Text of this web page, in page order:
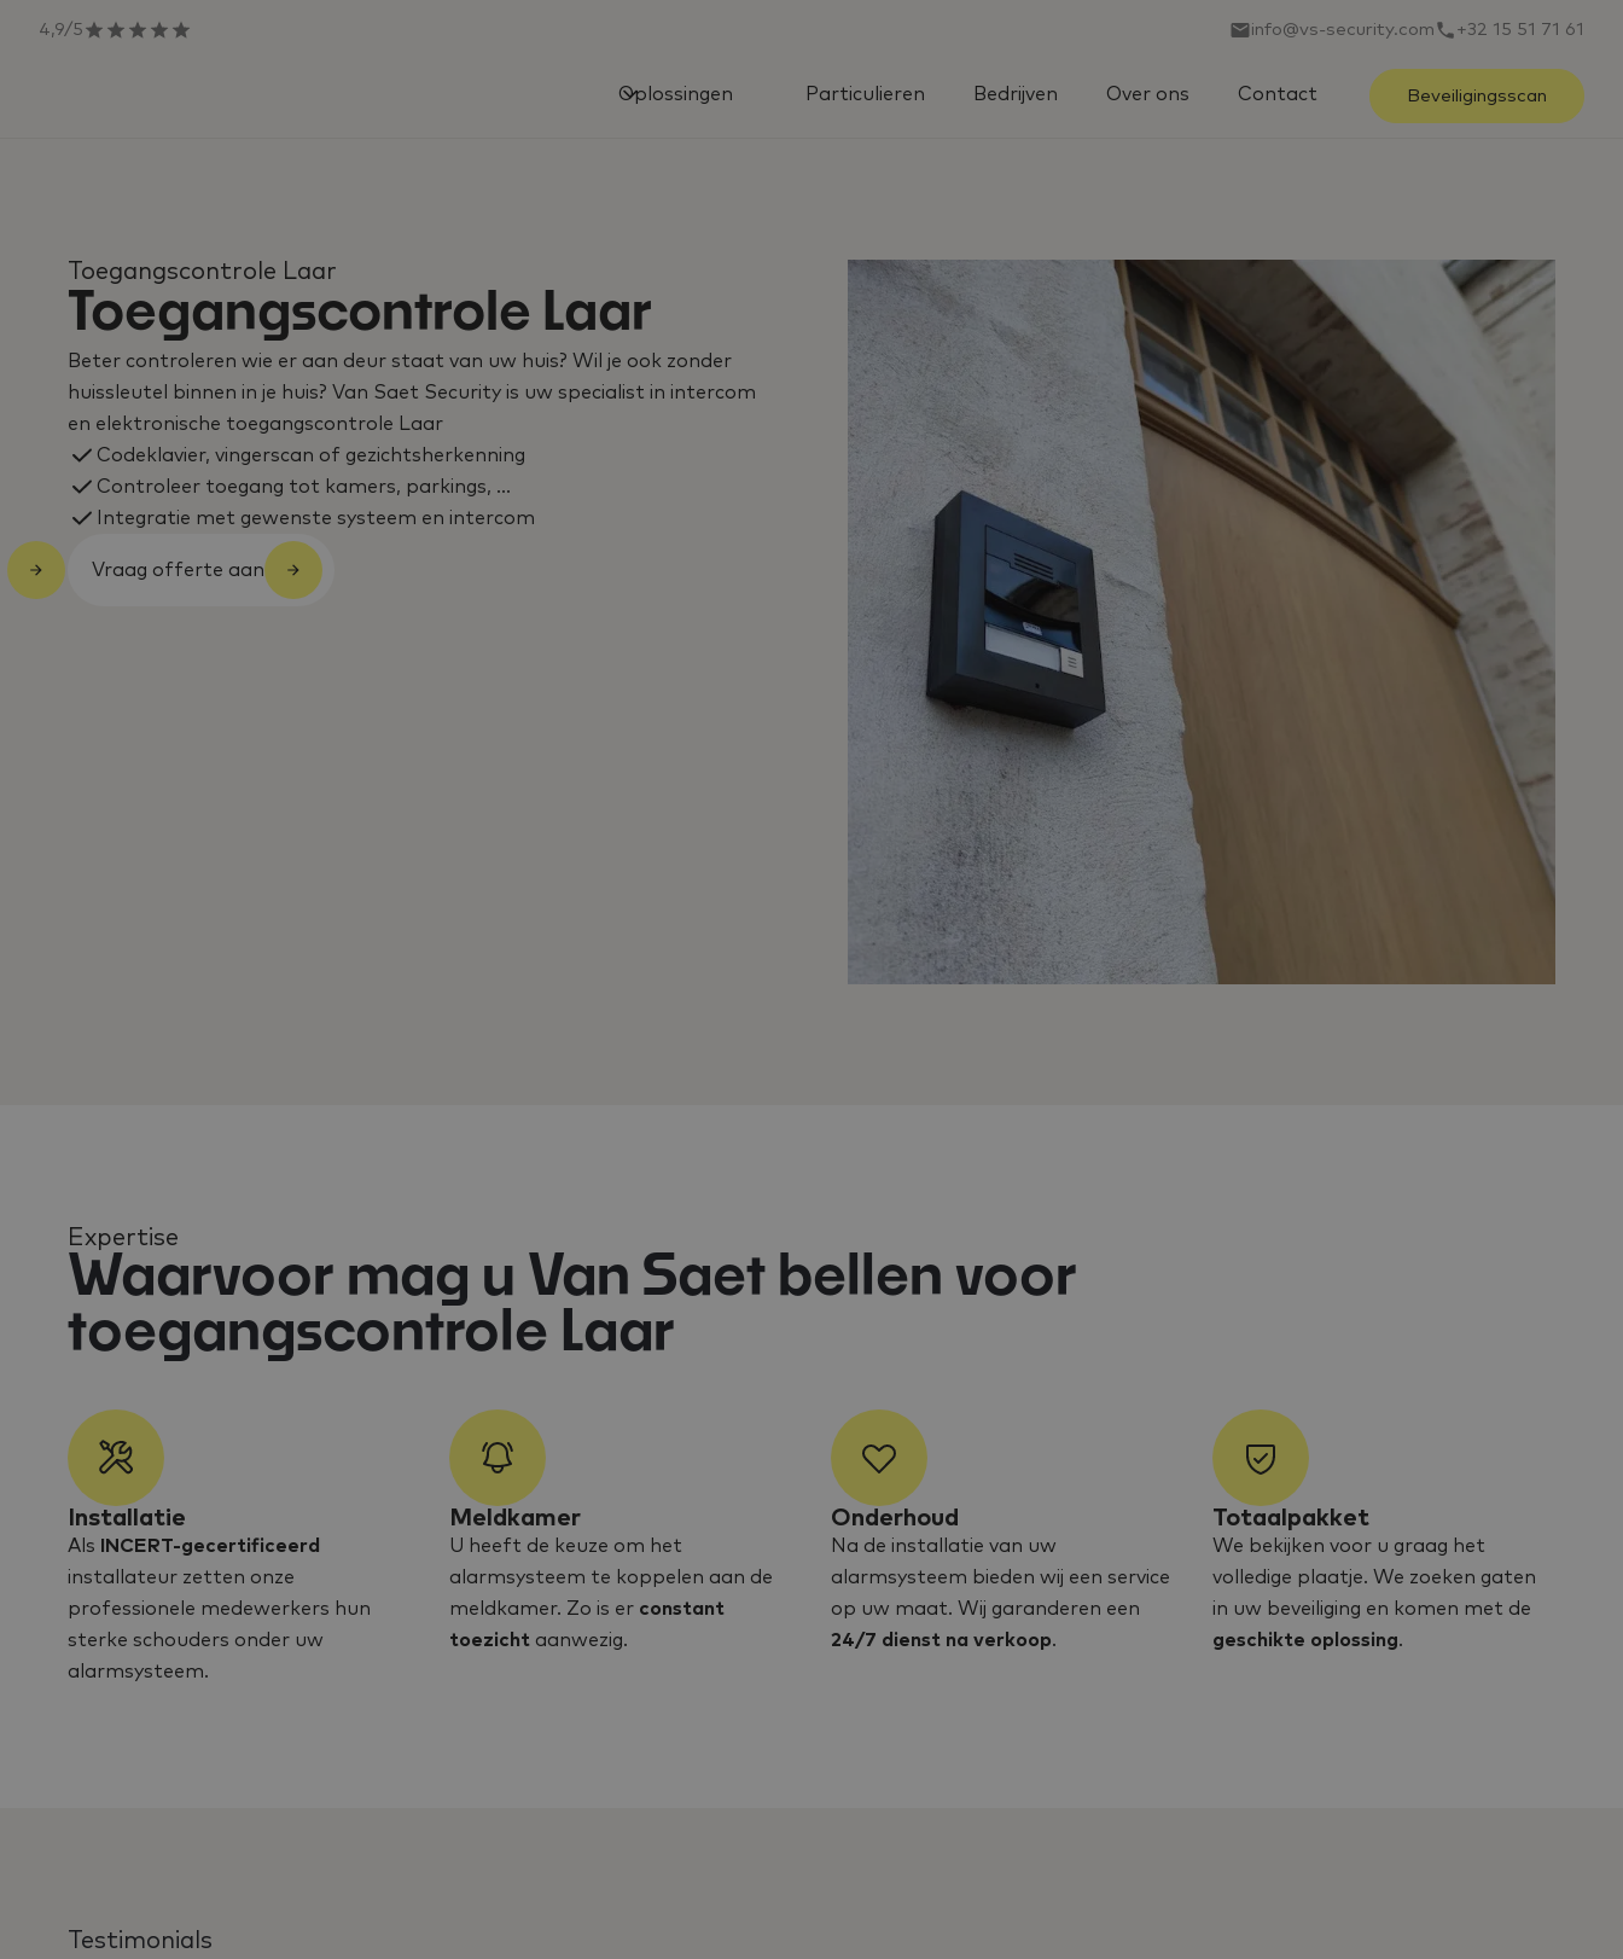
4,9/5 info@vs-security.com +32 15 51 71 61
Oplossingen Particulieren Bedrijven Over ons Contact Beveiligingsscan
Toegangscontrole Laar
Toegangscontrole Laar
Beter controleren wie er aan deur staat van uw huis? Wil je ook zonder
huissleutel binnen in je huis? Van Saet Security is uw specialist in intercom
en elektronische toegangscontrole Laar
Codeklavier, vingerscan of gezichtsherkenning
Controleer toegang tot kamers, parkings, …
Integratie met gewenste systeem en intercom
Vraag offerte aan
Expertise
Waarvoor mag u Van Saet bellen voor
toegangscontrole Laar
Installatie
Als
INCERT-gecertificeerd
installateur zetten onze
professionele medewerkers hun
sterke schouders onder uw
alarmsysteem.
Meldkamer
U heeft de keuze om het
alarmsysteem te koppelen aan de
meldkamer. Zo is er constant
toezicht aanwezig.
Onderhoud
Na de installatie van uw
alarmsysteem bieden wij een service
op uw maat. Wij garanderen een
24/7 dienst na verkoop.
Totaalpakket
We bekijken voor u graag het
volledige plaatje. We zoeken gaten
in uw beveiliging en komen met de
geschikte oplossing.
Testimonials